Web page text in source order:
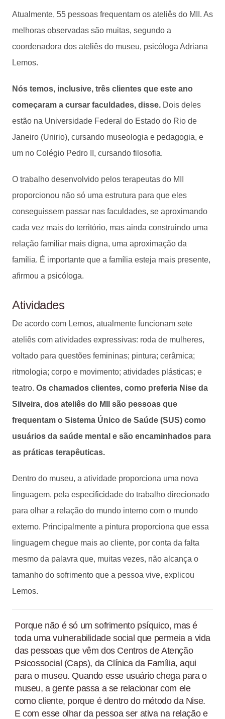
Atualmente, 55 pessoas frequentam os ateliês do MII. As
melhoras observadas são muitas, segundo a
coordenadora dos ateliês do museu, psicóloga Adriana
Lemos.
Nós temos, inclusive, três clientes que este ano
começaram a cursar faculdades, disse. Dois deles
estão na Universidade Federal do Estado do Rio de
Janeiro (Unirio), cursando museologia e pedagogia, e
um no Colégio Pedro II, cursando filosofia.
O trabalho desenvolvido pelos terapeutas do MII
proporcionou não só uma estrutura para que eles
conseguissem passar nas faculdades, se aproximando
cada vez mais do território, mas ainda construindo uma
relação familiar mais digna, uma aproximação da
família. É importante que a família esteja mais presente,
afirmou a psicóloga.
Atividades
De acordo com Lemos, atualmente funcionam sete
ateliês com atividades expressivas: roda de mulheres,
voltado para questões femininas; pintura; cerâmica;
ritmologia; corpo e movimento; atividades plásticas; e
teatro. Os chamados clientes, como preferia Nise da
Silveira, dos ateliês do MII são pessoas que
frequentam o Sistema Único de Saúde (SUS) como
usuários da saúde mental e são encaminhados para
as práticas terapêuticas.
Dentro do museu, a atividade proporciona uma nova
linguagem, pela especificidade do trabalho direcionado
para olhar a relação do mundo interno com o mundo
externo. Principalmente a pintura proporciona que essa
linguagem chegue mais ao cliente, por conta da falta
mesmo da palavra que, muitas vezes, não alcança o
tamanho do sofrimento que a pessoa vive, explicou
Lemos.
Porque não é só um sofrimento psíquico, mas é
toda uma vulnerabilidade social que permeia a vida
das pessoas que vêm dos Centros de Atenção
Psicossocial (Caps), da Clínica da Família, aqui
para o museu. Quando esse usuário chega para o
museu, a gente passa a se relacionar com ele
como cliente, porque é dentro do método da Nise.
E com esse olhar da pessoa ser ativa na relação e